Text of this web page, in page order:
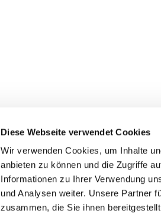
Diese Webseite verwendet Cookies
Wir verwenden Cookies, um Inhalte
anbieten zu können und die Zugriffe
Informationen zu Ihrer Verwendung
und Analysen weiter. Unsere Partner
zusammen, die Sie ihnen